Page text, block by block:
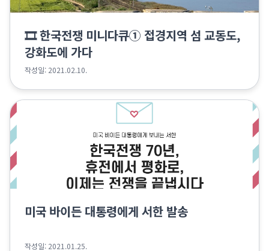
🎞 한국전쟁 미니다큐① 접경지역 섬 교동도,
강화도에 가다
작성일: 2021.02.10.
미국 바이든 대통령에게 서한 발송
작성일: 2021.01.25.